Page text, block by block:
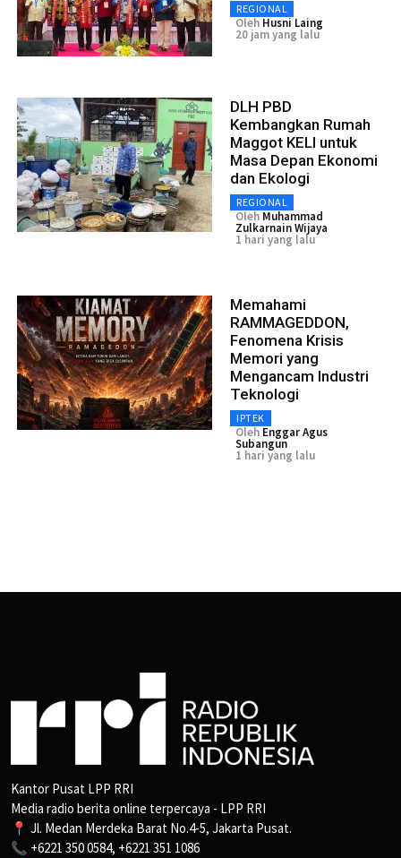
REGIONAL
Oleh Husni Laing
20 jam yang lalu
DLH PBD
Kembangkan Rumah
Maggot KELI untuk
Masa Depan Ekonomi
dan Ekologi
REGIONAL
Oleh Muhammad
Zulkarnain Wijaya
1 hari yang lalu
Memahami
RAMMAGEDDON,
Fenomena Krisis
Memori yang
Mengancam Industri
Teknologi
IPTEK
Oleh Enggar Agus
Subangun
1 hari yang lalu
Kantor Pusat LPP RRI
Media radio berita online terpercaya - LPP RRI
📍 Jl. Medan Merdeka Barat No.4-5, Jakarta Pusat.
📞 +6221 350 0584, +6221 351 1086